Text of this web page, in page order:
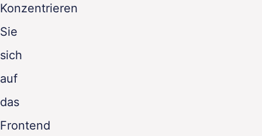
Konzentrieren
Sie
sich
auf
das
Frontend